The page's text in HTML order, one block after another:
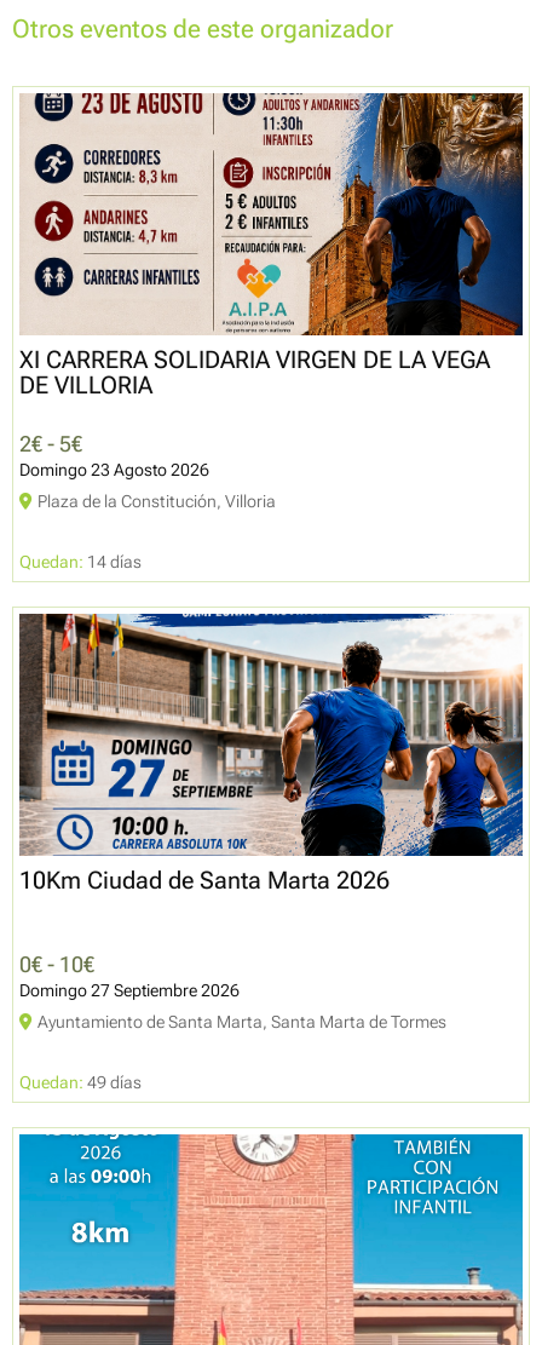
Otros eventos de este organizador
XI CARRERA SOLIDARIA VIRGEN DE LA VEGA
DE VILLORIA
2€ - 5€
Domingo 23 Agosto 2026
Plaza de la Constitución, Villoria
Quedan: 14 días
10Km Ciudad de Santa Marta 2026
0€ - 10€
Domingo 27 Septiembre 2026
Ayuntamiento de Santa Marta, Santa Marta de Tormes
Quedan: 49 días